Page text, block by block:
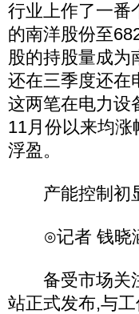
行业上作了一番
的南洋股份至
股的持股量成为
还在三季度还在
这两笔在电力设
11月份以来均
浮盈。
产能控制初显
⊙记者 钱晓
备受市场关注
站正式发布,与